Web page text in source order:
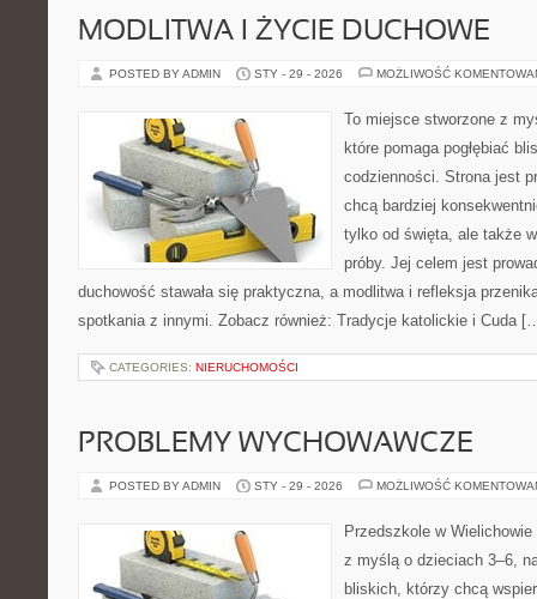
MODLITWA I ŻYCIE DUCHOWE
POSTED BY ADMIN STY - 29 - 2026 MOŻLIWOŚĆ
To miejsce stworzone z
które pomaga pogłębiać
codzienności. Strona jest
chcą bardziej
tylko od święta, ale także
próby. Jej celem jest
duchowość stawała się praktyczna, a modlitwa i refleksja
spotkania z innymi. Zobacz również: Tradycje katolickie i Cuda
CATEGORIES: NIERUCHOMOŚCI
PROBLEMY WYCHOWAWCZE
POSTED BY ADMIN STY - 29 - 2026 MOŻLIWOŚĆ
Przedszkole w
z myślą o dzieciach 3–6,
bliskich, którzy chcą